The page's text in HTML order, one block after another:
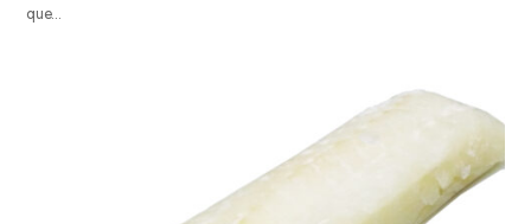
que...